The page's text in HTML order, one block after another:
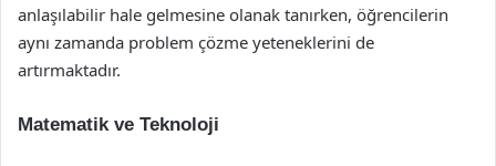
anlaşılabilir hale gelmesine olanak tanırken, öğrencilerin
aynı zamanda problem çözme yeteneklerini de
artırmaktadır.
Matematik ve Teknoloji